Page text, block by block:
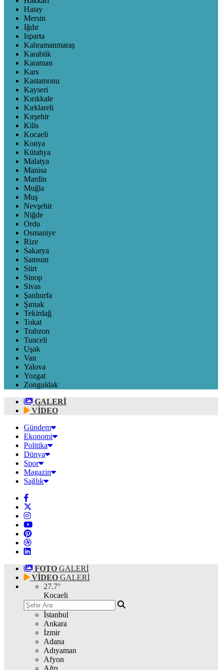
Hatay
Mersin
Iğdır
Isparta
Kahramanmaraş
Karabük
Karaman
Kars
Kastamonu
Kayseri
Kırıkkale
Kırklareli
Kırşehir
Kilis
Kocaeli
Konya
Kütahya
Malatya
Manisa
Mardin
Muğla
Muş
Nevşehir
Niğde
Ordu
Osmaniye
Rize
Sakarya
Samsun
Siirt
Sinop
Sivas
Şanlıurfa
Şırnak
Tekirdağ
Tokat
Trabzon
Tunceli
Uşak
Van
Yalova
Yozgat
Zonguldak
GALERİ
VİDEO
Gündem
Ekonomi
Politika
Dünya
Spor
Magazin
Sağlık
FOTO GALERİ
VİDEO GALERİ
27.7°
Kocaeli
İstanbul
Ankara
İzmir
Adana
Adıyaman
Afyon
Ağrı